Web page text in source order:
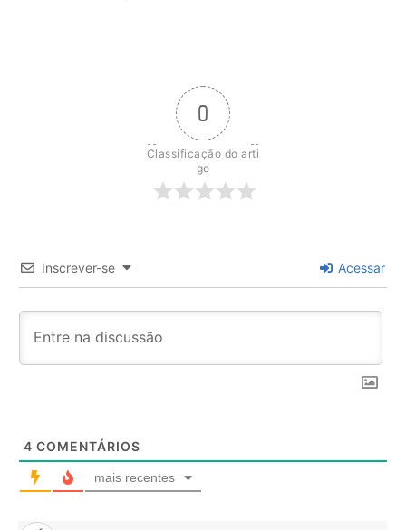
0
Classificação do arti
go
Inscrever-se Acessar
4 COMENTÁRIOS
mais recentes